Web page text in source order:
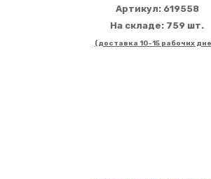
Артикул: 619558
На складе: 759 шт.
(доставка 10-15 рабочих